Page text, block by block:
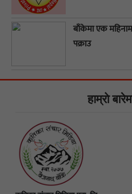
बाँकेमा एक
पक्राउ
हाम्राे